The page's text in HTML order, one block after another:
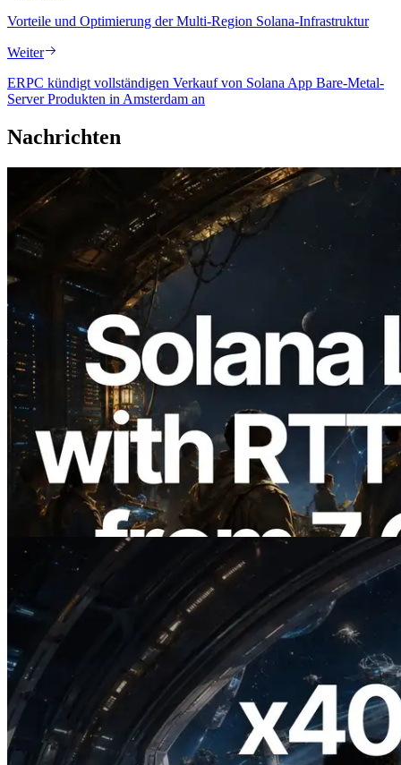
Vorteile und Optimierung der Multi-Region Solana-Infrastruktur
Weiter
ERPC kündigt vollständigen Verkauf von Solana App Bare-Metal-
Server Produkten in Amsterdam an
Nachrichten
2026.08.05
ERPC erweitert Solana Leader Slot API
um Ping-Messung aus 7 globalen
Regionen — Validators Information API
ebenfalls gestartet
Lesen Sie diesen Artikel
2026.07.04